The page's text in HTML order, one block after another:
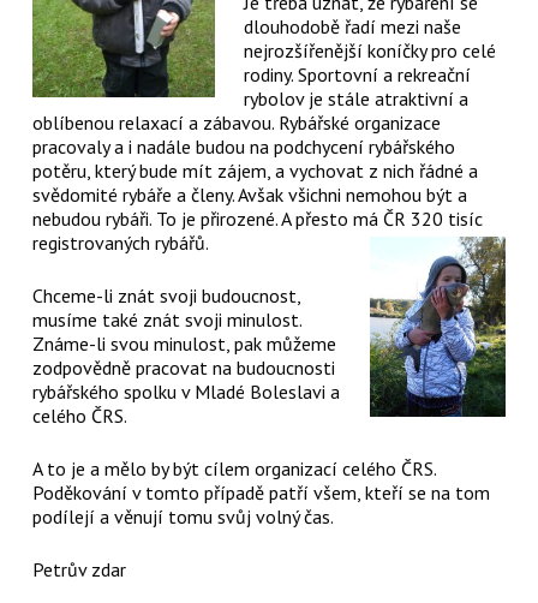
dlouhodobě řadí mezi naše
nejrozšířenější koníčky pro celé
rodiny. Sportovní a rekreační
rybolov je stále atraktivní a
oblíbenou relaxací a zábavou. Rybářské organizace
pracovaly a i nadále budou na podchycení rybářského
potěru, který bude mít zájem, a vychovat z nich řádné a
svědomité rybáře a členy. Avšak všichni nemohou být a
nebudou rybáři. To je přirozené. A přesto má ČR 320 tisíc
registrovaných rybářů.
Chceme-li znát svoji budoucnost,
musíme také znát svoji minulost.
Známe-li svou minulost, pak můžeme
zodpovědně pracovat na budoucnosti
rybářského spolku v Mladé Boleslavi a
celého ČRS.
A to je a mělo by být cílem organizací celého ČRS.
Poděkování v tomto případě patří všem, kteří se na tom
podílejí a věnují tomu svůj volný čas.
Petrův zdar